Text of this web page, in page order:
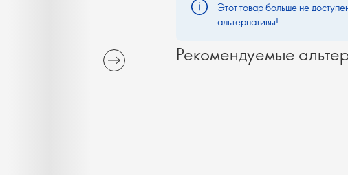
Этот товар больше не
альтернативы!
Рекомендуемые